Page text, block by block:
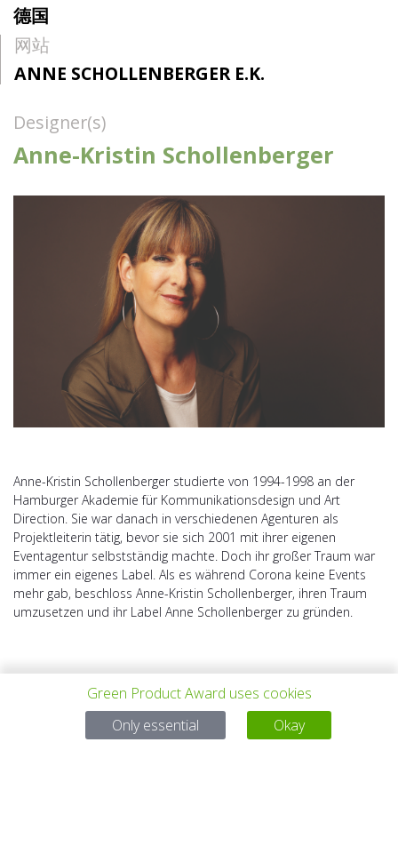
德国
网站
ANNE SCHOLLENBERGER E.K.
Designer(s)
Anne-Kristin Schollenberger
Anne-Kristin Schollenberger studierte von 1994-1998 an der
Hamburger Akademie für Kommunikationsdesign und Art
Direction. Sie war danach in verschiedenen Agenturen als
Projektleiterin tätig, bevor sie sich 2001 mit ihrer eigenen
Eventagentur selbstständig machte. Doch ihr großer Traum war
immer ein eigenes Label. Als es während Corona keine Events
mehr gab, beschloss Anne-Kristin Schollenberger, ihren Traum
umzusetzen und ihr Label Anne Schollenberger zu gründen.
上一个项目 所有项目 下一个项目
Green Product Award uses cookies
Only essential
Okay